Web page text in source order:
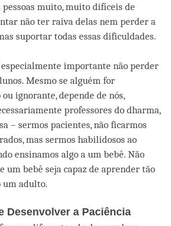
muito, muito difíceis de
não ter raiva delas nem perder a
suportar todas essas dificuldades.
importante não perder
Mesmo se alguém for
ignorante, depende de nós,
professores do dharma,
– sermos pacientes, não ficarmos
mas sermos habilidosos ao
ensinamos algo a um bebê. Não
um bebê seja capaz de aprender tão
um adulto.
Desenvolver a Paciência